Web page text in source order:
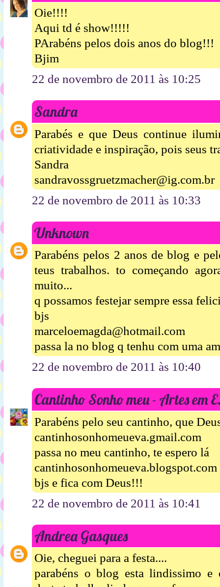
Oie!!!!
Aqui td é show!!!!!
PArabéns pelos dois anos do blog!!!
Bjim
22 de novembro de 2011 às 10:25
Sandra
Parabés e que Deus continue
criatividade e inspiração, pois seus
Sandra
sandravossgruetzmacher@ig.com.br
22 de novembro de 2011 às 10:33
Unknown
Parabéns pelos 2 anos de blog e
teus trabalhos. to começando
muito...
q possamos festejar sempre essa
bjs
marceloemagda@hotmail.com
passa la no blog q tenhu com uma
22 de novembro de 2011 às 10:40
Cantinho Sonho meu - Artes em
Parabéns pelo seu cantinho, que
cantinhosonhomeueva.gmail.com
passa no meu cantinho, te espero lá
cantinhosonhomeueva.blogspot.com
bjs e fica com Deus!!!
22 de novembro de 2011 às 10:41
Andrea Gasques
Oie, cheguei para a festa....
parabéns o blog esta lindissimo e